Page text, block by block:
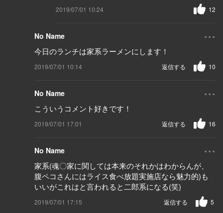
2019/07/01 10:24 12
No Name ...
今日のランチは家系ラーメンにします！
2019/07/01 10:14 10
返信する
No Name ...
こういうコメント好きです！
2019/07/01 17:01 16
返信する
No Name ...
家系(魂〇家に関しては本来のそれかはわからんが、
腹ペコさんにはライス食べ放題実施店なら魅力的)も
いいがこれはと言われると二郎系になる(笑)
2019/07/01 17:15 5
返信する